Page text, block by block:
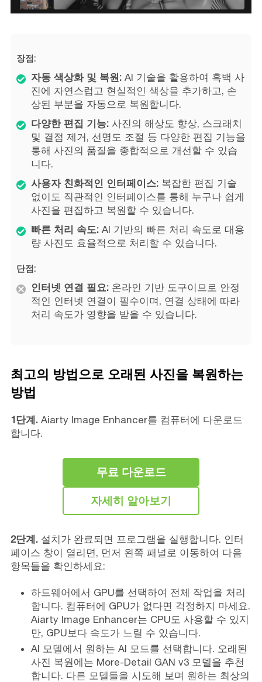
장점:
자동 색상화 및 복원:AI 기술을 활용하여 흑백 사
진에 자연스럽고 현실적인 색상을 추가하고, 손
상된 부분을 자동으로 복원합니다.
다양한 편집 기능:사진의 해상도 향상, 스크래치
및 결점 제거, 선명도 조절 등 다양한 편집 기능을
통해 사진의 품질을 종합적으로 개선할 수 있습
니다.
사용자 친화적인 인터페이스:복잡한 편집 기술
없이도 직관적인 인터페이스를 통해 누구나 쉽게
사진을 편집하고 복원할 수 있습니다.
빠른 처리 속도:AI 기반의 빠른 처리 속도로 대용
량 사진도 효율적으로 처리할 수 있습니다.
단점:
인터넷 연결 필요:온라인 기반 도구이므로 안정
적인 인터넷 연결이 필수이며, 연결 상태에 따라
처리 속도가 영향을 받을 수 있습니다.
최고의 방법으로 오래된 사진을 복원하는
방법
1단계.Aiarty Image Enhancer를 컴퓨터에 다운로드
합니다.
무료 다운로드
자세히 알아보기
2단계.설치가 완료되면 프로그램을 실행합니다. 인터
페이스 창이 열리면, 먼저 왼쪽 패널로 이동하여 다음
항목들을 확인하세요:
하드웨어에서 GPU를 선택하여 전체 작업을 처리
합니다. 컴퓨터에 GPU가 없다면 걱정하지 마세요.
Aiarty Image Enhancer는 CPU도 사용할 수 있지
만, GPU보다 속도가 느릴 수 있습니다.
AI 모델에서 원하는 AI 모드를 선택합니다. 오래된
사진 복원에는 More-Detail GAN v3 모델을 추천
합니다. 다른 모델들을 시도해 보며 원하는 최상의